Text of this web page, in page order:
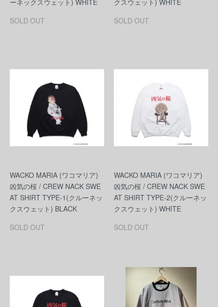
ーネックスウェット) WHITE
SOLD OUT
クスウェット) WHITE
SOLD OUT
WACKO MARIA (ワコマリア)
凶気の桜 / CREW NACK SWE
AT SHIRT TYPE-1(クルーネッ
クスウェット) BLACK
SOLD OUT
WACKO MARIA (ワコマリア)
凶気の桜 / CREW NACK SWE
AT SHIRT TYPE-2(クルーネッ
クスウェット) WHITE
SOLD OUT